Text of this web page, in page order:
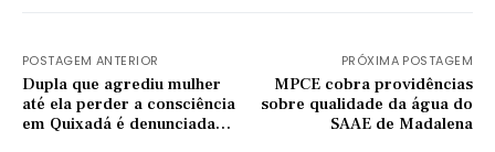
POSTAGEM ANTERIOR
Dupla que agrediu mulher
até ela perder a consciência
em Quixadá é denunciada
PRÓXIMA POSTAGEM
MPCE cobra providências
sobre qualidade da água do
SAAE de Madalena